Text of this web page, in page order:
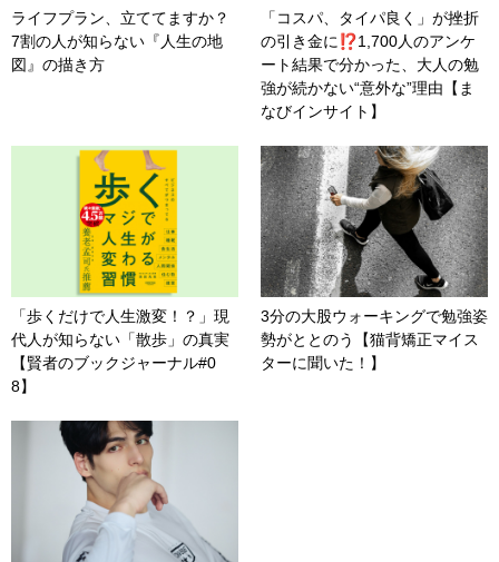
ライフプラン、立ててますか？
7割の人が知らない『人生の地
図』の描き方
「コスパ、タイパ良く」が挫折
の引き金に⁉1,700人のアンケ
ート結果で分かった、大人の勉
強が続かない“意外な”理由【ま
なびインサイト】
「歩くだけで人生激変！？」現
代人が知らない「散歩」の真実
【賢者のブックジャーナル#0
8】
3分の大股ウォーキングで勉強姿
勢がととのう【猫背矯正マイス
ターに聞いた！】